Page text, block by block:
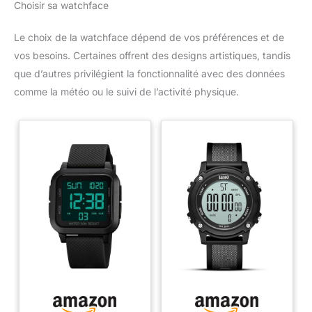
Choisir sa watchface
Le choix de la watchface dépend de vos préférences et de
vos besoins. Certaines offrent des designs artistiques, tandis
que d’autres privilégient la fonctionnalité avec des données
comme la météo ou le suivi de l’activité physique.